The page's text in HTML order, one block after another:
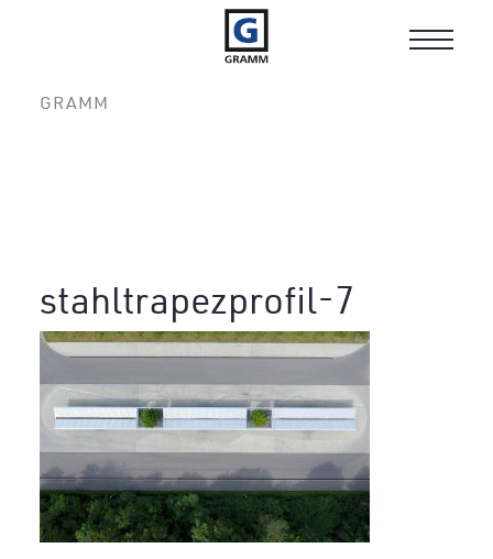
Toggle
GRAMM
stahltrapezprofil-7